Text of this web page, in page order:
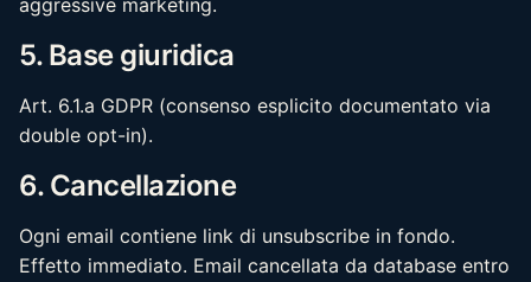
aggressive marketing.
5. Base giuridica
Art. 6.1.a GDPR (consenso esplicito documentato via
double opt-in).
6. Cancellazione
Ogni email contiene link di unsubscribe in fondo.
Effetto immediato. Email cancellata da database entro